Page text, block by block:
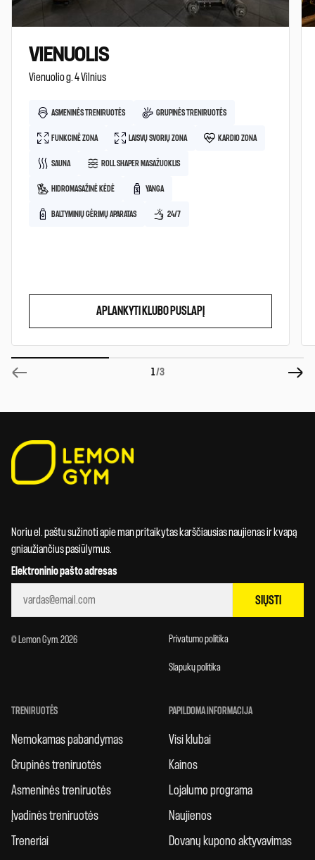
VIENUOLIS
Vienuolio g. 4 Vilnius
ASMENINĖS TRENIRUOTĖS GRUPINĖS TRENIRUOTĖS
FUNKCINĖ ZONA LAISVŲ SVORIŲ ZONA KARDIO ZONA
SAUNA ROLL SHAPER MASAŽUOKLIS
HIDROMASAŽINĖ KĖDĖ YANGA
BALTYMINIŲ GĖRIMŲ APARATAS 24/7
APLANKYTI KLUBO PUSLAPĮ
1/3
Noriu el. paštu sužinoti apie man pritaikytas karščiausias naujienas ir kvapą
gniaužiančius pasiūlymus.
Elektroninio pašto adresas
SIŲSTI
© Lemon Gym. 2026 Privatumo politika
Slapukų politika
TRENIRUOTĖS
Nemokamas pabandymas
Grupinės treniruotės
Asmeninės treniruotės
Įvadinės treniruotės
Treneriai
PAPILDOMA INFORMACIJA
Visi klubai
Kainos
Lojalumo programa
Naujienos
Dovanų kupono aktyvavimas